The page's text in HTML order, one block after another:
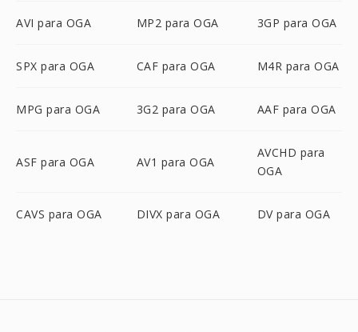
AVI para OGA MP2 para OGA 3GP para OGA
SPX para OGA CAF para OGA M4R para OGA
MPG para OGA 3G2 para OGA AAF para OGA
ASF para OGA AV1 para OGA
AVCHD para
OGA
CAVS para OGA DIVX para OGA DV para OGA